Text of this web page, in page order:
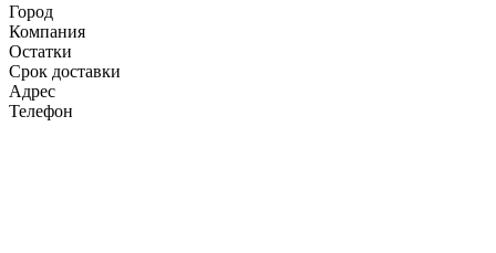
Город
Компания
Остатки
Срок доставки
Адрес
Телефон